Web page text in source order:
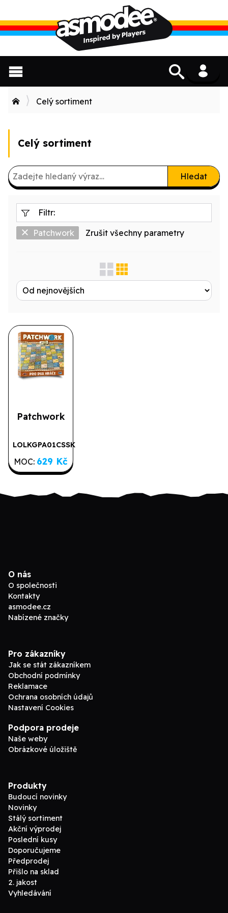
Celý sortiment
Celý sortiment
Hledat
Filtr:
Produktová řada
Licence
Druh
Patchwork Zrušit všechny parametry
Patchwork
LOLKGPA01CSSK
MOC: 629 Kč
O nás
O společnosti
Kontakty
asmodee.cz
Nabízené značky
Pro zákazníky
Jak se stát zákazníkem
Obchodní podmínky
Reklamace
Ochrana osobních údajů
Nastavení Cookies
Podpora prodeje
Naše weby
Obrázkové úložiště
Produkty
Budoucí novinky
Novinky
Stálý sortiment
Akční výprodej
Poslední kusy
Doporučujeme
Předprodej
Přišlo na sklad
2. jakost
Vyhledávání